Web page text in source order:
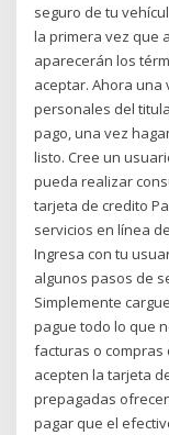
seguro de tu
la primera vez que
aparecerán los
aceptar. Ahora
personales del
pago, una vez
listo. Cree un
pueda realizar
tarjeta de credito
servicios en línea
Ingresa con tu
algunos pasos de
Simplemente
pague todo lo que
facturas o compras
acepten la tarjeta
prepagadas
pagar que el